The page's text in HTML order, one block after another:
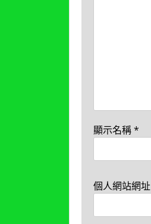
顯示名稱*
個人網站網址